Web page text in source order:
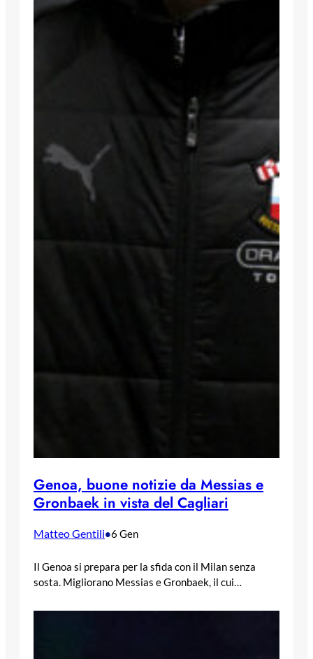
Genoa, buone notizie da Messias e
Gronbaek in vista del Cagliari
Matteo Gentili•6 Gen
Il Genoa si prepara per la sfida con il Milan senza
sosta. Migliorano Messias e Gronbaek, il cui…